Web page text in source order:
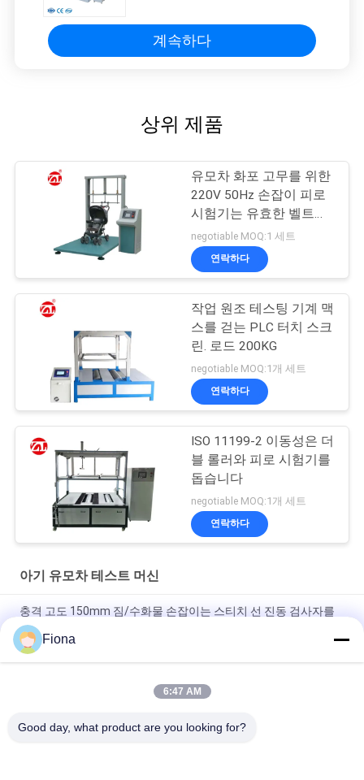
PRIVACY
POLICY
계속하다
상위 제품
유모차 화포 고무를 위한
220V 50Hz 손잡이 피로
시험기는 유효한 벨트를
운반합니다
negotiable MOQ:1 세트
연락하다
작업 원조 테스팅 기계 맥
스를 걷는 PLC 터치 스크
린. 로드 200KG
negotiable MOQ:1개 세트
연락하다
ISO 11199-2 이동성은 더
블 롤러와 피로 시험기를
돕습니다
negotiable MOQ:1개 세트
연락하다
아기 유모차 테스트 머신
충격 고도 150mm 짐/수화물 손잡이는 스티치 선 진동 검사자를
꿰맵니다
50HZ 유모차 시험기/핸드백 그네 시험 기계
고도 300 Mm는 상승 부대 AC 220V를 위한 상승 수화물 시험기를
Fiona
6:47 AM
Good day, what product are you looking for?